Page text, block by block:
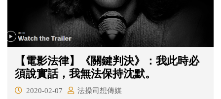
【電影法律】《關鍵判決》：我此時必
須說實話，我無法保持沈默。
2020-02-07
法操司想傳媒